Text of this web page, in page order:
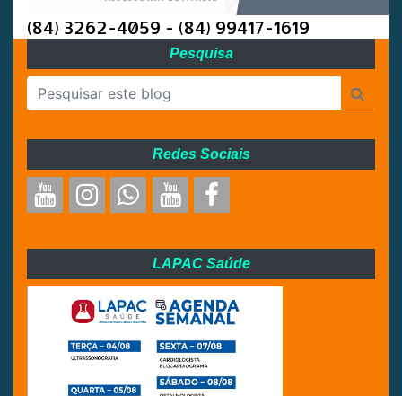
(84) 3262-4059 - (84) 99417-1619
Pesquisa
Redes Sociais
LAPAC Saúde